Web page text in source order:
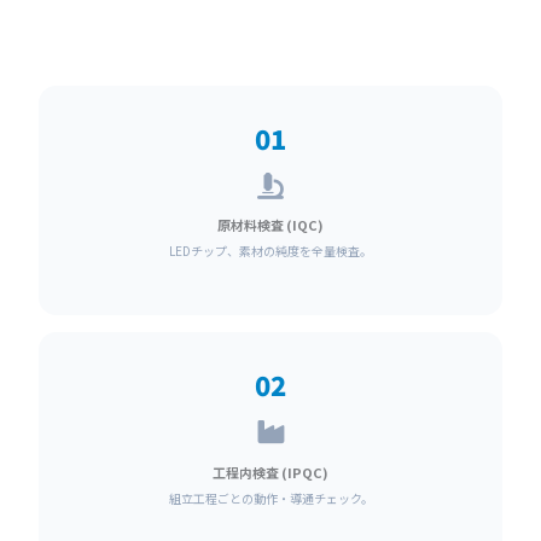
01
原材料検査 (IQC)
LEDチップ、素材の純度を全量検査。
02
工程内検査 (IPQC)
組立工程ごとの動作・導通チェック。